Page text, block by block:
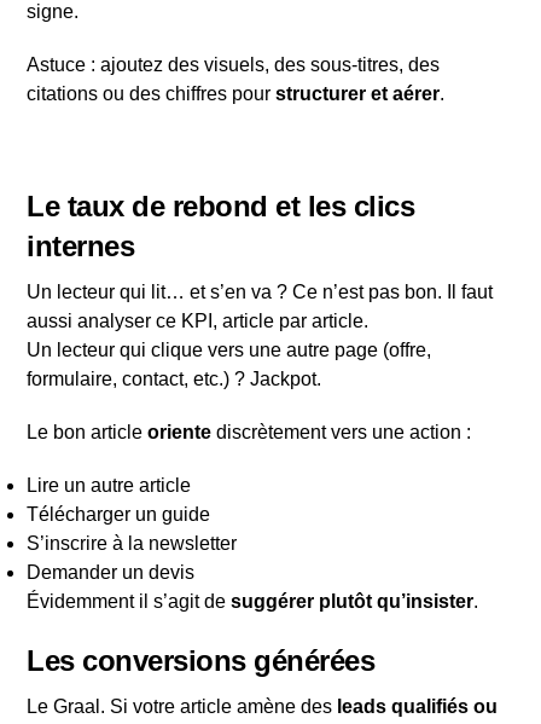
signe.
Astuce : ajoutez des visuels, des sous-titres, des
citations ou des chiffres pourstructurer et aérer.
Le taux de rebond et les clics
internes
Un lecteur qui lit… et s’en va ? Ce n’est pas bon. Il faut
aussi analyser ce KPI, article par article.
Un lecteur qui clique vers une autre page (offre,
formulaire, contact, etc.) ? Jackpot.
Le bon articleoriente discrètement vers une action :
Lire un autre article
Télécharger un guide
S’inscrire à la newsletter
Demander un devis
Évidemment il s’agit desuggérer plutôt qu’insister.
Les conversions générées
Le Graal. Si votre article amène des leads qualifiés ou